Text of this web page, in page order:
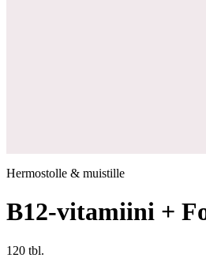
Hermostolle & muistille
B12-vitamiini +
120 tbl.